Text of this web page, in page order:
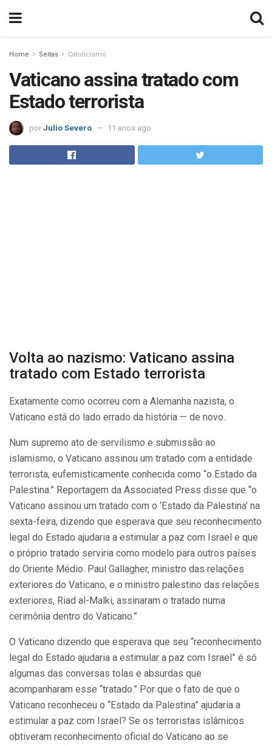
Home Seitas Catolicismo
Vaticano assina tratado com
Estado terrorista
por Julio Severo 11 anos ago
Volta ao nazismo: Vaticano assina
tratado com Estado terrorista
Exatamente como ocorreu com a Alemanha nazista, o
Vaticano está do lado errado da história — de novo.
Num supremo ato de servilismo e submissão ao
islamismo, o Vaticano assinou um tratado com a entidade
terrorista, eufemisticamente conhecida como “o Estado da
Palestina.” Reportagem da Associated Press disse que “o
Vaticano assinou um tratado com o ‘Estado da Palestina’ na
sexta-feira, dizendo que esperava que seu reconhecimento
legal do Estado ajudaria a estimular a paz com Israel e que
o próprio tratado serviria como modelo para outros países
do Oriente Médio. Paul Gallagher, ministro das relações
exteriores do Vaticano, e o ministro palestino das relações
exteriores, Riad al-Malki, assinaram o tratado numa
cerimônia dentro do Vaticano.”
O Vaticano dizendo que esperava que seu “reconhecimento
legal do Estado ajudaria a estimular a paz com Israel” é só
algumas das conversas tolas e absurdas que
acompanharam esse “tratado.” Por que o fato de que o
Vaticano reconheceu o “Estado da Palestina” ajudaria a
estimular a paz com Israel? Se os terroristas islâmicos
obtiveram reconhecimento oficial do Vaticano ao se